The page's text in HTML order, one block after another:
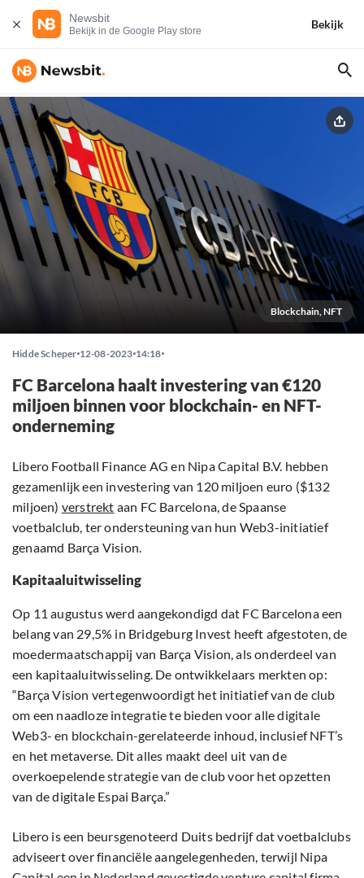
Newsbit
Bekijk in de Google Play store
Bekijk
Blockchain, NFT
Hidde Scheper 12-08-2023 14:18
FC Barcelona haalt investering van €120
miljoen binnen voor blockchain- en NFT-
onderneming
Libero Football Finance AG en Nipa Capital B.V. hebben
gezamenlijk een investering van 120 miljoen euro ($132
miljoen) verstrekt aan FC Barcelona, de Spaanse
voetbalclub, ter ondersteuning van hun Web3-initiatief
genaamd Barça Vision.
Kapitaaluitwisseling
Op 11 augustus werd aangekondigd dat FC Barcelona een
belang van 29,5% in Bridgeburg Invest heeft afgestoten, de
moedermaatschappij van Barça Vision, als onderdeel van
een kapitaaluitwisseling. De ontwikkelaars merkten op:
“Barça Vision vertegenwoordigt het initiatief van de club
om een naadloze integratie te bieden voor alle digitale
Web3- en blockchain-gerelateerde inhoud, inclusief NFT’s
en het metaverse. Dit alles maakt deel uit van de
overkoepelende strategie van de club voor het opzetten
van de digitale Espai Barça.”
Libero is een beursgenoteerd Duits bedrijf dat voetbalclubs
adviseert over financiële aangelegenheden, terwijl Nipa